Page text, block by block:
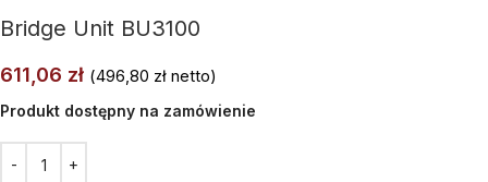
Bridge Unit BU3100
611,06 zł (496,80 zł netto)
Produkt dostępny na zamówienie